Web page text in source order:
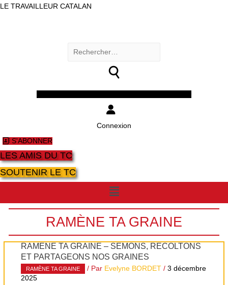
LE TRAVAILLEUR CATALAN
Rechercher :
Connexion
S'ABONNER
LES AMIS DU TC
SOUTENIR LE TC
Menu
RAMÈNE TA GRAINE
RAMÈNE TA GRAINE – SEMONS, RÉCOLTONS
ET PARTAGEONS NOS GRAINES
RAMÈNE TA GRAINE / Par Evelyne BORDET /3 décembre
2025